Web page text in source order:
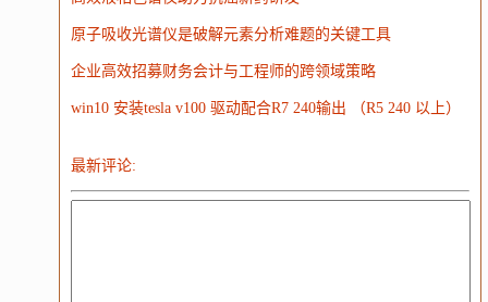
原子吸收光谱仪是破解元素分析难题的关键工具
企业高效招募财务会计与工程师的跨领域策略
win10 安装tesla v100 驱动配合R7 240输出 （R5 240 以上）
最新评论: